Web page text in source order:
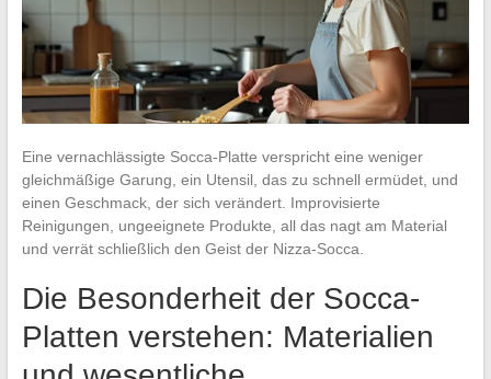
Eine vernachlässigte Socca-Platte verspricht eine weniger
gleichmäßige Garung, ein Utensil, das zu schnell ermüdet, und
einen Geschmack, der sich verändert. Improvisierte
Reinigungen, ungeeignete Produkte, all das nagt am Material
und verrät schließlich den Geist der Nizza-Socca.
Die Besonderheit der Socca-
Platten verstehen: Materialien